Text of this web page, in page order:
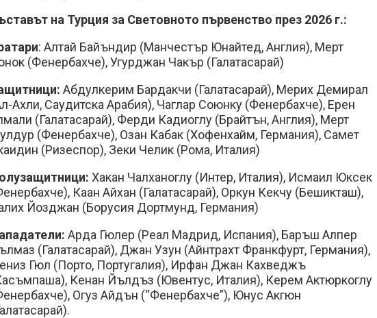
на Турция за Световното първенство през 2026 г.:
: Алтай Байъндир (Манчестър Юнайтед, Англия), Мерт
(Фенербахче), Угурджан Чакър (Галатасарай)
Абдулкерим Бардакчи (Галатасарай), Мерих Демирал
Ахли, Саудитска Арабия), Чаглар Союнку (Фенербахче), Ерен
(Галатасарай), Ферди Кадиоглу (Брайтън, Англия), Мерт
(Фенербахче), Озан Кабак (Хофенхайм, Германия), Самет
(Ризеспор), Зеки Челик (Рома, Италия)
Хакан Чалханоглу (Интер, Италия), Исмаил Юксек
Каан Айхан (Галатасарай), Оркун Кекчу (Бешикташ),
Йозджан (Борусия Дортмунд, Германия)
Арда Гюлер (Реал Мадрид, Испания), Баръш Алпер
(Галатасарай), Джан Узун (Айнтрахт Франкфурт, Германия),
Гюл (Порто, Португалия), Ирфан Джан Кахведжъ
Кенан Йълдъз (Ювентус, Италия), Керем Актюркоглу
Огуз Айдън (“Фенербахче”), Юнус Акгюн